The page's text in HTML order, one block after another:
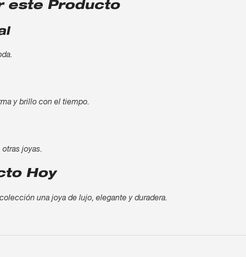
este Producto
y brillo con el tiempo.
joyas.
Hoy
una joya de lujo, elegante y duradera.